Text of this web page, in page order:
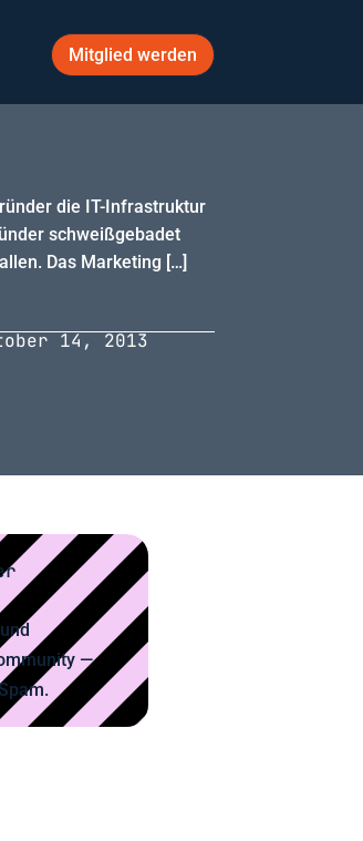
Mitglied werden
die IT-Infrastruktur
schweißgebadet
Das Marketing […]
14, 2013
—